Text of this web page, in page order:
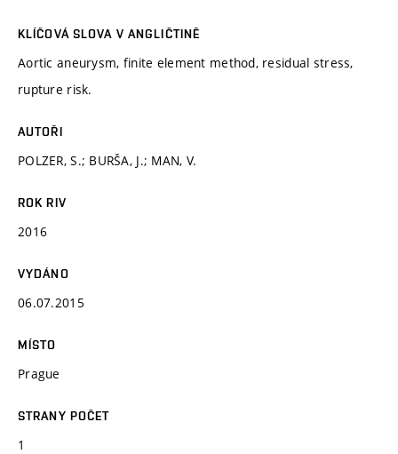
KLÍČOVÁ SLOVA V ANGLIČTINĚ
Aortic aneurysm, finite element method, residual stress,
rupture risk.
AUTOŘI
POLZER, S.; BURŠA, J.; MAN, V.
ROK RIV
2016
VYDÁNO
06.07.2015
MÍSTO
Prague
STRANY POČET
1